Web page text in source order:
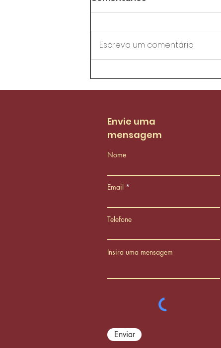
A enfermagem como
pilar da Saúde no Brasil |
EPISÓDIO 44
Escreva um comentário
Envie uma
mensagem
Nome
Email
Telefone
Insira uma mensagem
Enviar